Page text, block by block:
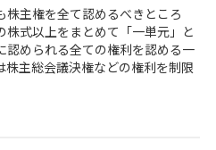
主権を全て認めるべきところ
式以上をまとめて「一単元」と
認められる全ての権利を認める一
主総会議決権などの権利を制限